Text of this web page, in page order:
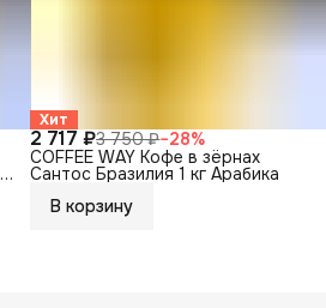
Хит
2 717 ₽3 750 ₽−28%
COFFEE WAY Кофе в зёрнах
Сантос Бразилия 1 кг Арабика
В корзину